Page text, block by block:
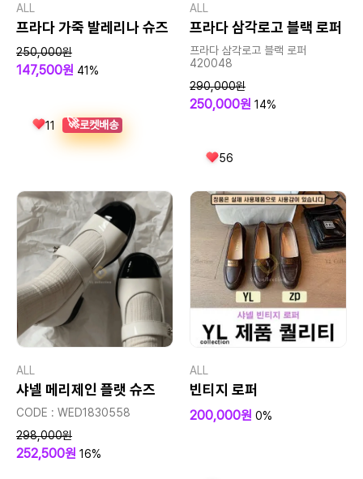
ALL
프라다 가죽 발레리나 슈즈
250,000원
147,500원 41%
11 🚀로켓배송
ALL
프라다 삼각로고 블랙 로퍼
프라다 삼각로고 블랙 로퍼
420048
290,000원
250,000원 14%
56
ALL
샤넬 메리제인 플랫 슈즈
CODE : WED1830558
298,000원
252,500원 16%
ALL
빈티지 로퍼
200,000원 0%